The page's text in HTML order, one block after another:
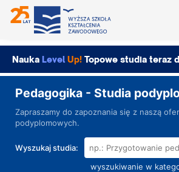
Nauka Level Up! Topowe studia teraz
Pedagogika - Studia
Zapraszamy do zapoznania się z naszą
podyplomowych.
Wyszukaj studia:
wyszukiwanie w